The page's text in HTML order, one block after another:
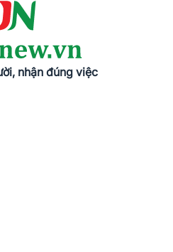
nhận đúng việc